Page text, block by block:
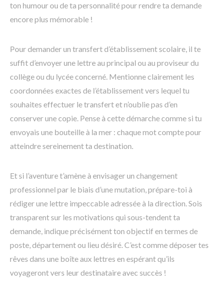
ton humour ou de ta personnalité pour rendre ta demande
encore plus mémorable !
Pour demander un transfert d’établissement scolaire, il te
suffit d’envoyer une lettre au principal ou au proviseur du
collège ou du lycée concerné. Mentionne clairement les
coordonnées exactes de l’établissement vers lequel tu
souhaites effectuer le transfert et n’oublie pas d’en
conserver une copie. Pense à cette démarche comme si tu
envoyais une bouteille à la mer : chaque mot compte pour
atteindre sereinement ta destination.
Et si l’aventure t’amène à envisager un changement
professionnel par le biais d’une mutation, prépare-toi à
rédiger une lettre impeccable adressée à la direction. Sois
transparent sur les motivations qui sous-tendent ta
demande, indique précisément ton objectif en termes de
poste, département ou lieu désiré. C’est comme déposer tes
rêves dans une boîte aux lettres en espérant qu’ils
voyageront vers leur destinataire avec succès !